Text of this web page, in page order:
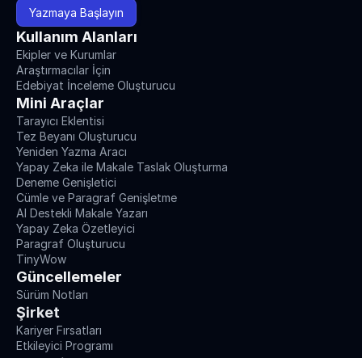
Yazmaya Başlayın
Kullanım Alanları
Ekipler ve Kurumlar
Araştırmacılar İçin
Edebiyat İnceleme Oluşturucu
Mini Araçlar
Tarayıcı Eklentisi
Tez Beyanı Oluşturucu
Yeniden Yazma Aracı
Yapay Zeka ile Makale Taslak Oluşturma
Deneme Genişletici
Cümle ve Paragraf Genişletme
AI Destekli Makale Yazarı
Yapay Zeka Özetleyici
Paragraf Oluşturucu
TinyWow
Güncellemeler
Sürüm Notları
Şirket
Kariyer Fırsatları
Etkileyici Programı